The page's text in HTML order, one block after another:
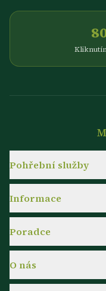
Pohřební služby
Informace
Poradce
O nás